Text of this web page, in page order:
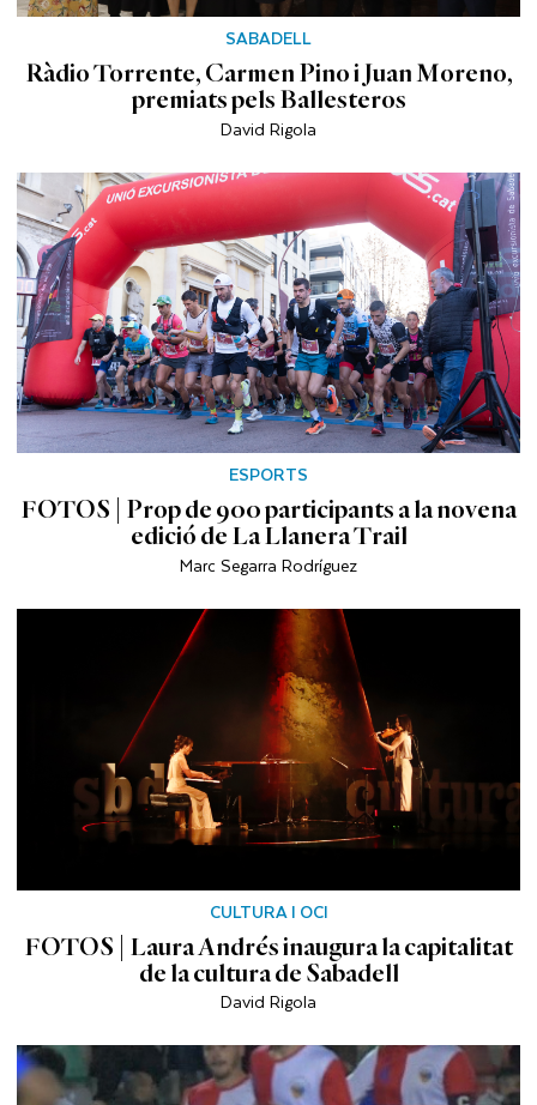
SABADELL
Ràdio Torrente, Carmen Pino i Juan Moreno,
premiats pels Ballesteros
David Rigola
ESPORTS
FOTOS | Prop de 900 participants a la novena
edició de La Llanera Trail
Marc Segarra Rodríguez
CULTURA I OCI
FOTOS | Laura Andrés inaugura la capitalitat
de la cultura de Sabadell
David Rigola